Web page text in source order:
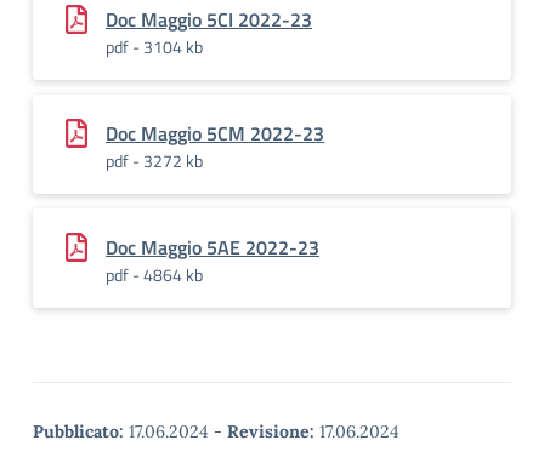
Doc Maggio 5CI 2022-23
pdf - 3104 kb
Doc Maggio 5CM 2022-23
pdf - 3272 kb
Doc Maggio 5AE 2022-23
pdf - 4864 kb
Pubblicato: 17.06.2024 - Revisione: 17.06.2024